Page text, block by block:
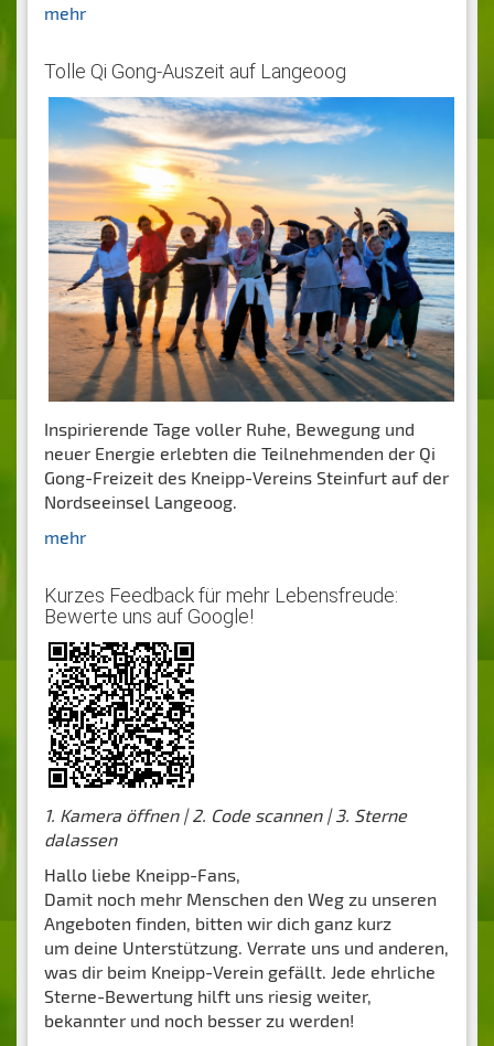
mehr
Tolle Qi Gong-Auszeit auf Langeoog
Inspirierende Tage voller Ruhe, Bewegung und
neuer Energie erlebten die Teilnehmenden der Qi
Gong-Freizeit des Kneipp-Vereins Steinfurt auf der
Nordseeinsel Langeoog.
mehr
Kurzes Feedback für mehr Lebensfreude:
Bewerte uns auf Google!
1. Kamera öffnen | 2. Code scannen | 3. Sterne
dalassen
Hallo liebe Kneipp-Fans,
Damit noch mehr Menschen den Weg zu unseren
Angeboten finden, bitten wir dich ganz kurz
um deine Unterstützung. Verrate uns und anderen,
was dir beim Kneipp-Verein gefällt. Jede ehrliche
Sterne-Bewertung hilft uns riesig weiter,
bekannter und noch besser zu werden!